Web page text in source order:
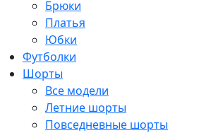
Брюки
Платья
Юбки
Футболки
Шорты
Все модели
Летние шорты
Повседневные шорты